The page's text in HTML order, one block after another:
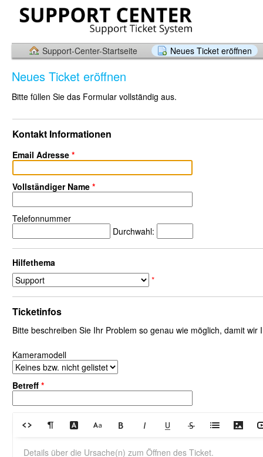
Support-Center-Startseite Neues Ticket eröffnen
Neues Ticket eröffnen
Bitte füllen Sie das Formular vollständig aus.
Kontakt Informationen
Email Adresse *
Vollständiger Name *
Telefonnummer
Durchwahl:
Hilfethema
*
Ticketinfos
Bitte beschreiben Sie Ihr Problem so genau wie möglich, damit
Kameramodell
Betreff *